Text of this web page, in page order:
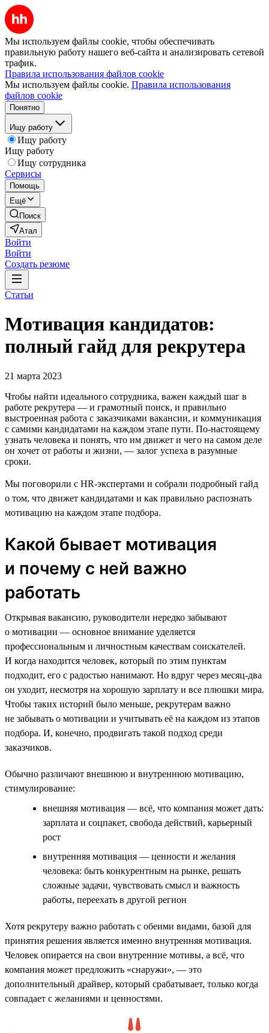
Мы используем файлы cookie, чтобы обеспечивать
правильную работу нашего веб-сайта и анализировать сетевой
трафик.
Правила использования файлов cookie
Мы используем файлы cookie. Правила использования
файлов cookie
Понятно
Ищу работу
Ищу работу
Ищу работу
Ищу сотрудника
Сервисы
Помощь
Ещё
Поиск
Атал
Войти
Войти
Создать резюме
Статьи
Мотивация кандидатов:
полный гайд для рекрутера
21 марта 2023
Чтобы найти идеального сотрудника, важен каждый шаг в
работе рекрутера — и грамотный поиск, и правильно
выстроенная работа с заказчиками вакансии, и коммуникация
с самими кандидатами на каждом этапе пути. По-настоящему
узнать человека и понять, что им движет и чего на самом деле
он хочет от работы и жизни, — залог успеха в разумные
сроки.
Мы поговорили с HR-экспертами и собрали подробный гайд
о том, что движет кандидатами и как правильно распознать
мотивацию на каждом этапе подбора.
Какой бывает мотивация
и почему с ней важно
работать
Открывая вакансию, руководители нередко забывают
о мотивации — основное внимание уделяется
профессиональным и личностным качествам соискателей.
И когда находится человек, который по этим пунктам
подходит, его с радостью нанимают. Но вдруг через месяц-два
он уходит, несмотря на хорошую зарплату и все плюшки мира.
Чтобы таких историй было меньше, рекрутерам важно
не забывать о мотивации и учитывать её на каждом из этапов
подбора. И, конечно, продвигать такой подход среди
заказчиков.
Обычно различают внешнюю и внутреннюю мотивацию,
стимулирование:
внешняя мотивация — всё, что компания может дать:
зарплата и соцпакет, свобода действий, карьерный
рост
внутренняя мотивация — ценности и желания
человека: быть конкурентным на рынке, решать
сложные задачи, чувствовать смысл и важность
работы, переехать в другой регион
Хотя рекрутеру важно работать с обеими видами, базой для
принятия решения является именно внутренняя мотивация.
Человек опирается на свои внутренние мотивы, а всё, что
компания может предложить «снаружи», — это
дополнительный драйвер, который срабатывает, только когда
совпадает с желаниями и ценностями.